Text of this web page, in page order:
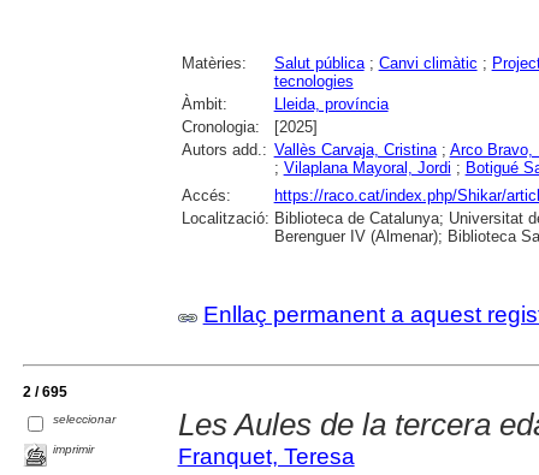
Matèries: Salut pública; Canvi climàtic ;
tecnologies
Àmbit:
Lleida, província
Cronologia:
[2025]
Autors add.: Vallès Carvaja, Cristina; Arco Bravo,
; Vilaplana Mayoral, Jordi ; Botigué
Accés:
https://raco.cat/index.php/Shikar/
Localització: Biblioteca de Catalunya; Universitat
Berenguer IV (Almenar); Biblioteca
Enllaç permanent a aquest
2 / 695
seleccionar
imprimir
Les Aules de la tercera
Franquet, Teresa